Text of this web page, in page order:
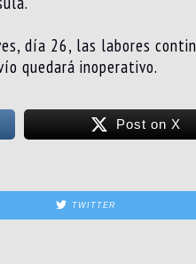
día 26, las labores
quedará inoperativo.
Post on X
TWITTER